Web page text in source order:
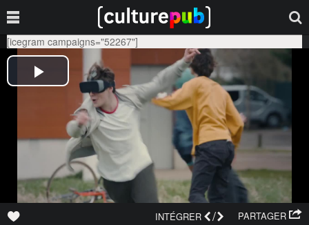
[icegram campaigns="52267"]
PARTAGER
INTÉGRER /